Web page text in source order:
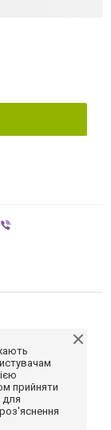
прийняти
для